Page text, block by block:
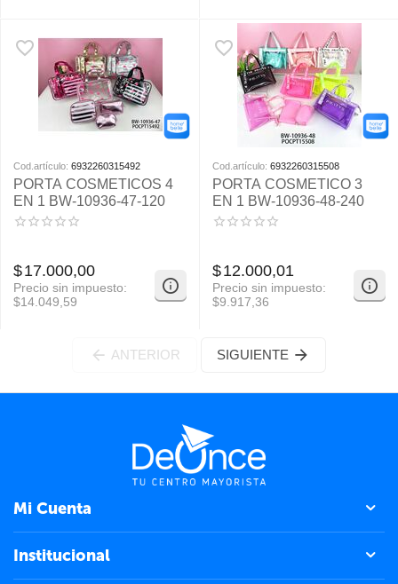
Cod.artículo: 6932260315492
PORTA COSMETICOS 4
EN 1 BW-10936-47-120
$17.000,00
Precio sin impuesto:
$14.049,59
Cod.artículo: 6932260315508
PORTA COSMETICO 3
EN 1 BW-10936-48-240
$12.000,01
Precio sin impuesto:
$9.917,36
ANTERIOR SIGUIENTE
Mi Cuenta
Institucional